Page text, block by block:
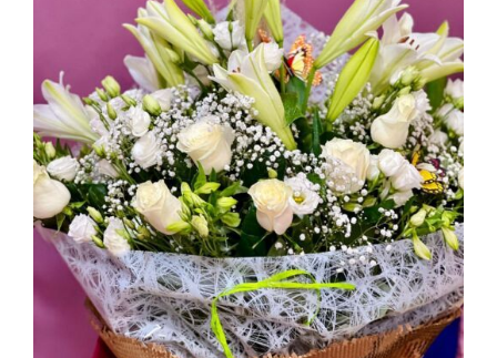
AÑADIR AL CARRITO
/
DETALLES